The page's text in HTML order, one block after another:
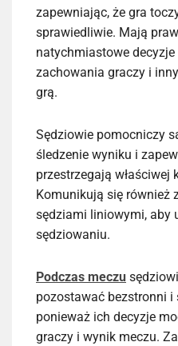
zapewniając, że gra
sprawiedliwie. Mają
natychmiastowe decyzje
zachowania graczy i
grą.
Sędziowie pomocniczy
śledzenie wyniku i
przestrzegają właściwej
Komunikują się również
sędziami liniowymi, aby
sędziowaniu.
Podczas meczu
pozostawać bezstronni i
ponieważ ich decyzje
graczy i wynik meczu.